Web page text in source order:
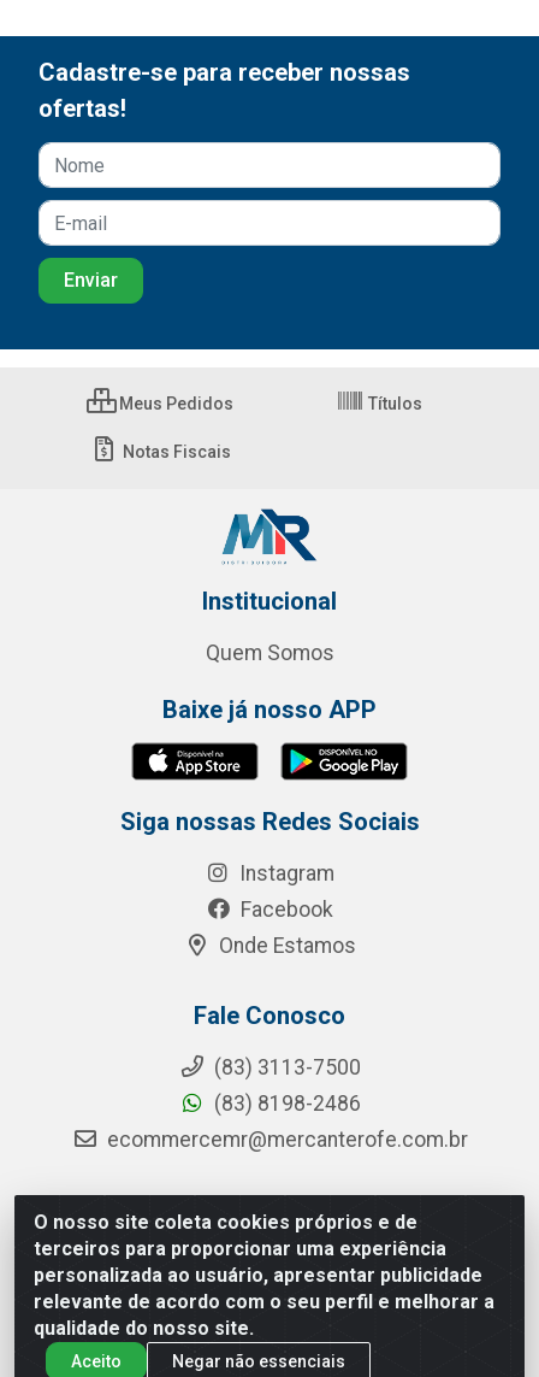
O nosso site coleta cookies próprios e de
terceiros para proporcionar uma experiência
personalizada ao usuário, apresentar publicidade
relevante de acordo com o seu perfil e melhorar a
qualidade do nosso site.
Aceito Negar não essenciais
Cadastre-se para receber nossas
ofertas!
Meus Pedidos Títulos
Notas Fiscais
Institucional
Quem Somos
Baixe já nosso APP
Siga nossas Redes Sociais
Instagram
Facebook
Onde Estamos
Fale Conosco
(83) 3113-7500
(83) 8198-2486
ecommercemr@mercanterofe.com.br
MR Distribuidora - Rua Hortêncio Ribeiro de Luna, 3777 -
Distrito Industrial, João Pessoa/PB - CEP 58081-400 -
CNPJ 35.428.312/0001-85